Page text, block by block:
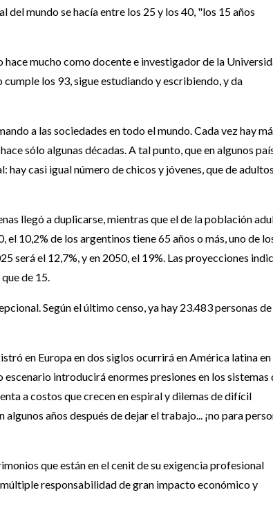
mundo se hacía entre los 25 y los 40, "los 15 años
mucho como docente e investigador de la
cumple los 93, sigue estudiando y escribiendo, y da
a las sociedades en todo el mundo. Cada vez hay
sólo algunas décadas. A tal punto, que en algunos
casi igual número de chicos y jóvenes, que de
llegó a duplicarse, mientras que el de la población
10,2% de los argentinos tiene 65 años o más, uno de
será el 12,7%, y en 2050, el 19%. Las proyecciones
de 15.
Según el último censo, ya hay 23.483 personas de
en Europa en dos siglos ocurrirá en América latina en
introducirá enormes presiones en los sistemas
a costos que crecen en espiral y dilemas de difícil
años después de dejar el trabajo... ¡no para
que están en el cenit de su exigencia profesional
responsabilidad de gran impacto económico y